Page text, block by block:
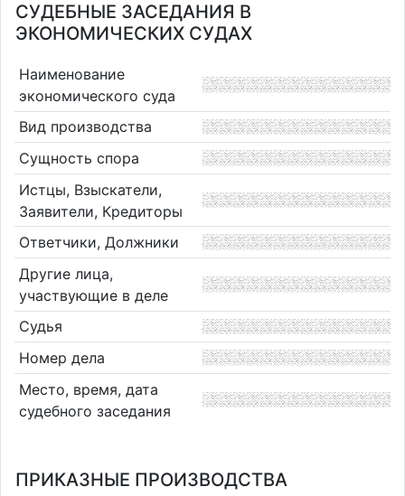
СУДЕБНЫЕ ЗАСЕДАНИЯ В
ЭКОНОМИЧЕСКИХ СУДАХ
Наименование
экономического суда
Вид производства
Сущность спора
Истцы, Взыскатели,
Заявители, Кредиторы
Ответчики, Должники
Другие лица,
участвующие в деле
Судья
Номер дела
Место, время, дата
судебного заседания
ПРИКАЗНЫЕ ПРОИЗВОДСТВА